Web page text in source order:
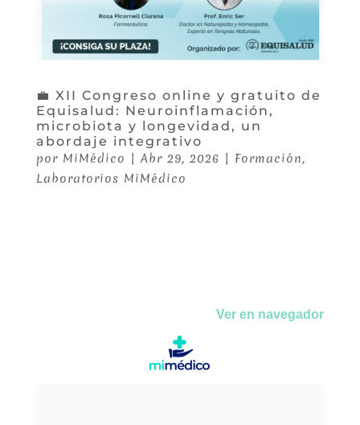
💼 XII Congreso online y gratuito de
Equisalud: Neuroinflamación,
microbiota y longevidad, un
abordaje integrativo
por MiMédico | Abr 29, 2026 | Formación,
Laboratorios MiMédico
Ver en navegador